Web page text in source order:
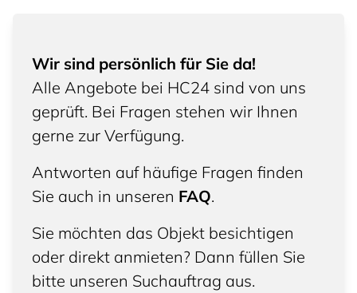
Wir sind persönlich für Sie da!
Alle Angebote bei HC24 sind von uns
geprüft. Bei Fragen stehen wir Ihnen
gerne zur Verfügung.
Antworten auf häufige Fragen finden
Sie auch in unseren FAQ.
Sie möchten das Objekt besichtigen
oder direkt anmieten? Dann füllen Sie
bitte unseren Suchauftrag aus.